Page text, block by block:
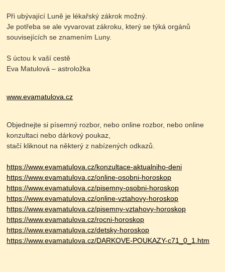
Při ubývající Luně je lékařský zákrok možný.
Je potřeba se ale vyvarovat zákroku, který se týká orgánů
souvisejících se znamením Luny.
S úctou k vaší cestě
Eva Matulová – astroložka
www.evamatulova.cz
Objednejte si písemný rozbor, nebo online rozbor, nebo online
konzultaci nebo dárkový poukaz,
stačí kliknout na některý z nabízených odkazů.
https://www.evamatulova.cz/konzultace-aktualniho-deni
https://www.evamatulova.cz/online-osobni-horoskop
https://www.evamatulova.cz/pisemny-osobni-horoskop
https://www.evamatulova.cz/online-vztahovy-horoskop
https://www.evamatulova.cz/pisemny-vztahovy-horoskop
https://www.evamatulova.cz/rocni-horoskop
https://www.evamatulova.cz/detsky-horoskop
https://www.evamatulova.cz/DARKOVE-POUKAZY-c71_0_1.htm